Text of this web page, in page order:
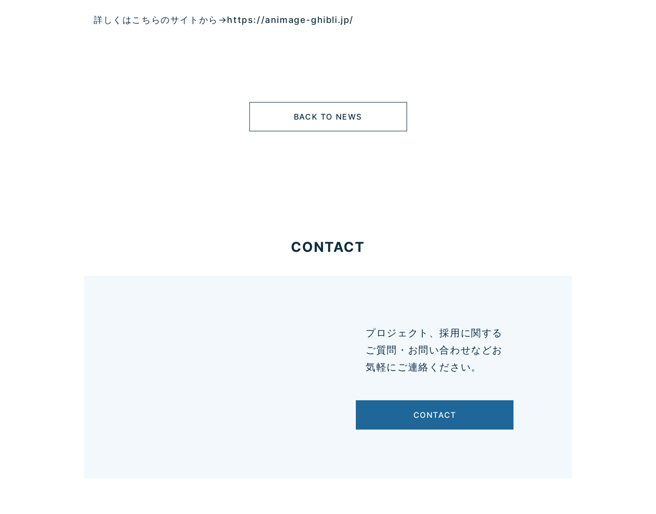
詳しくはこちらのサイトから→https://animage-ghibli.jp/
BACK TO NEWS
CONTACT
プロジェクト、採用に関する
ご質問・お問い合わせなどお
気軽にご連絡ください。
CONTACT